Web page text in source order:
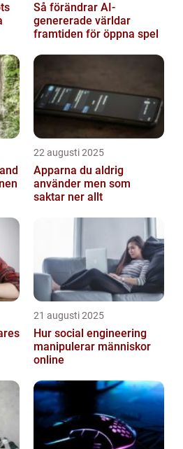
Så förändrar AI-
genererade världar
framtiden för öppna spel
22 augusti 2025
Apparna du aldrig
använder men som
saktar ner allt
21 augusti 2025
Hur social engineering
manipulerar människor
online